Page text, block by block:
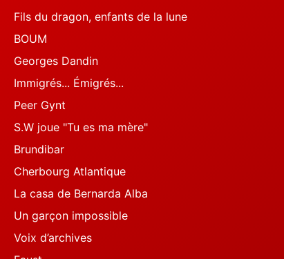
Fils du dragon, enfants de la lune
BOUM
Georges Dandin
Immigrés... Émigrés...
Peer Gynt
S.W joue "Tu es ma mère"
Brundibar
Cherbourg Atlantique
La casa de Bernarda Alba
Un garçon impossible
Voix d’archives